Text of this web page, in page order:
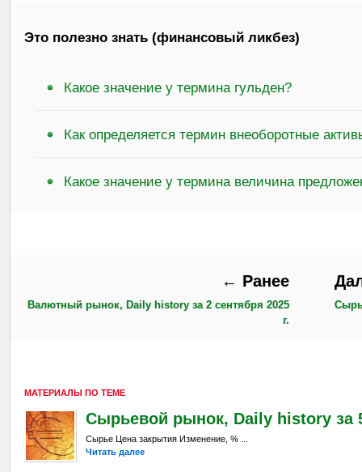
Это полезно знать (финансовый ликбез)
Какое значение у термина гульден?
Как определяется термин внеоборотные
Какое значение у термина величина
← Ранее
Валютный рынок, Daily history за 2 сентября 2025
г.
МАТЕРИАЛЫ ПО ТЕМЕ
Сырьевой рынок, Daily history за
Сырье Цена закрытия Изменение, % ...
Читать далее